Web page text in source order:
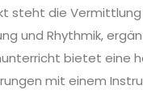
steht die
und Rhythmik,
bietet eine
mit einem